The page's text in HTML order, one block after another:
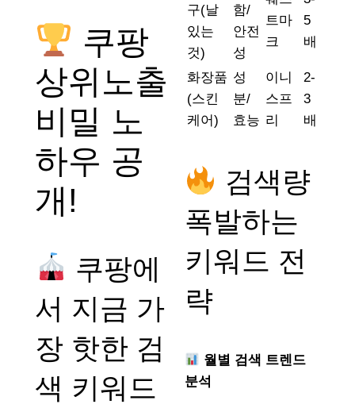
쿠팡
상위노출
비밀 노
하우 공
개!
쿠팡에
서 지금 가
장 핫한 검
색 키워드
구(날
있는
것)
함/
안전
성
트마
크
5
배
화장품
(스킨
케어)
성
분/
효능
이니
스프
리
2-
3
배
검색량
폭발하는
키워드 전
략
월별 검색 트렌드
분석